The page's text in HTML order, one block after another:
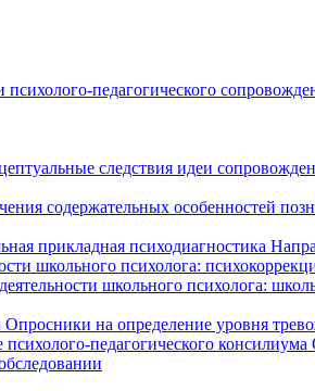
педагогического
следствия идеи
содержательных особенностей
прикладная психодиагностика
школьного психолога:
школьного психолога:
Опросники на определение уровня
педагогического консилиума